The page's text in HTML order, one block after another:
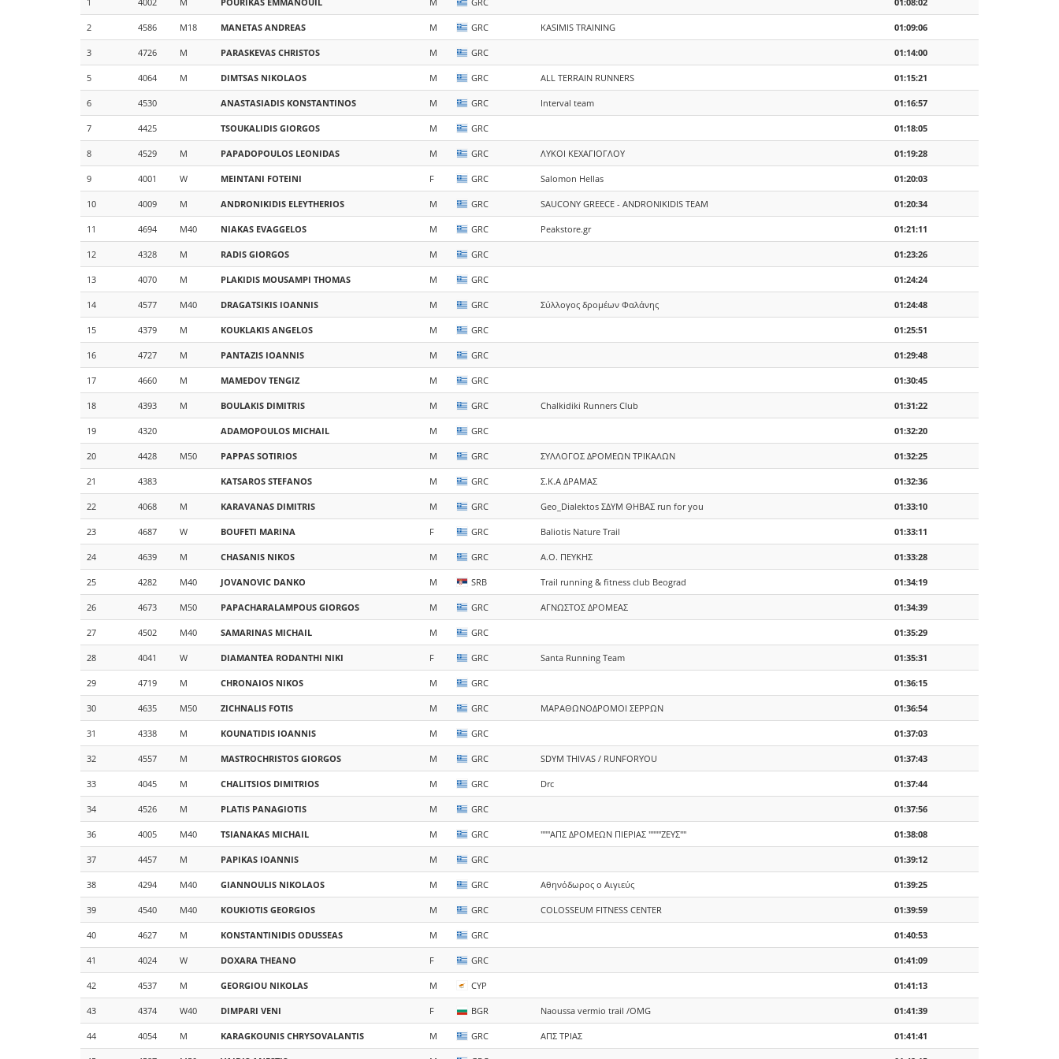
2 4586 M18 MANETAS ANDREAS M GRC KASIMIS TRAINING 01:09:06
3 4726 M PARASKEVAS CHRISTOS M GRC 01:14:00
5 4064 M DIMTSAS NIKOLAOS M GRC ALL TERRAIN RUNNERS 01:15:21
6 4530 ANASTASIADIS KONSTANTINOS M GRC Interval team 01:16:57
7 4425 TSOUKALIDIS GIORGOS M GRC 01:18:05
8 4529 M PAPADOPOULOS LEONIDAS M GRC ΛΥΚΟΙ ΚΕΧΑΓΙΟΓΛΟΥ 01:19:28
9 4001 W MEINTANI FOTEINI F GRC Salomon Hellas 01:20:03
10 4009 M ANDRONIKIDIS ELEYTHERIOS M GRC SAUCONY GREECE - ANDRONIKIDIS TEAM 01:20:34
11 4694 M40 NIAKAS EVAGGELOS M GRC Peakstore.gr 01:21:11
12 4328 M RADIS GIORGOS M GRC 01:23:26
13 4070 M PLAKIDIS MOUSAMPI THOMAS M GRC 01:24:24
14 4577 M40 DRAGATSIKIS IOANNIS M GRC Σύλλογος δρομέων Φαλάνης 01:24:48
15 4379 M KOUKLAKIS ANGELOS M GRC 01:25:51
16 4727 M PANTAZIS IOANNIS M GRC 01:29:48
17 4660 M MAMEDOV TENGIZ M GRC 01:30:45
18 4393 M BOULAKIS DIMITRIS M GRC Chalkidiki Runners Club 01:31:22
19 4320 ADAMOPOULOS MICHAIL M GRC 01:32:20
20 4428 M50 PAPPAS SOTIRIOS M GRC ΣΥΛΛΟΓΟΣ ΔΡΟΜΕΩΝ ΤΡΙΚΑΛΩΝ 01:32:25
21 4383 KATSAROS STEFANOS M GRC Σ.Κ.Α ΔΡΑΜΑΣ 01:32:36
22 4068 M KARAVANAS DIMITRIS M GRC Geo_Dialektos ΣΔΥΜ ΘΗΒΑΣ run for you 01:33:10
23 4687 W BOUFETI MARINA F GRC Βaliotis Nature Trail 01:33:11
24 4639 M CHASANIS NIKOS M GRC Α.Ο. ΠΕΥΚΗΣ 01:33:28
25 4282 M40 JOVANOVIC DANKO M SRB Trail running & fitness club Beograd 01:34:19
26 4673 M50 PAPACHARALAMPOUS GIORGOS M GRC ΑΓΝΩΣΤΟΣ ΔΡΟΜΕΑΣ 01:34:39
27 4502 M40 SAMARINAS MICHAIL M GRC 01:35:29
28 4041 W DIAMANTEA RODANTHI NIKI F GRC Santa Running Team 01:35:31
29 4719 M CHRONAIOS NIKOS M GRC 01:36:15
30 4635 M50 ZICHNALIS FOTIS M GRC ΜΑΡΑΘΩΝΟΔΡΟΜΟΙ ΣΕΡΡΩΝ 01:36:54
31 4338 M KOUNATIDIS IOANNIS M GRC 01:37:03
32 4557 M MASTROCHRISTOS GIORGOS M GRC SDYM THIVAS / RUNFORYOU 01:37:43
33 4045 M CHALITSIOS DIMITRIOS M GRC Drc 01:37:44
34 4526 M PLATIS PANAGIOTIS M GRC 01:37:56
36 4005 M40 TSIANAKAS MICHAIL M GRC """ΑΠΣ ΔΡΟΜΕΩΝ ΠΙΕΡΙΑΣ """"ΖΕΥΣ"" 01:38:08
37 4457 M PAPIKAS IOANNIS M GRC 01:39:12
38 4294 M40 GIANNOULIS NIKOLAOS M GRC Αθηνόδωρος ο Αιγιεύς 01:39:25
39 4540 M40 KOUKIOTIS GEORGIOS M GRC COLOSSEUM FITNESS CENTER 01:39:59
40 4627 M KONSTANTINIDIS ODUSSEAS M GRC 01:40:53
41 4024 W DOXARA THEANO F GRC 01:41:09
42 4537 M GEORGIOU NIKOLAS M CYP 01:41:13
43 4374 W40 DIMPARI VENI F BGR Naoussa vermio trail /OMG 01:41:39
44 4054 M KARAGKOUNIS CHRYSOVALANTIS M GRC ΑΠΣ ΤΡΙΑΣ 01:41:41